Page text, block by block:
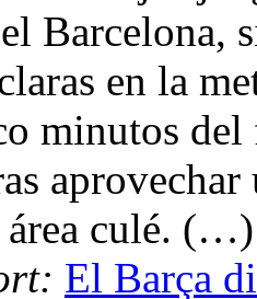
Barcelona,
en la
minutos
culé. (…)
El Barça